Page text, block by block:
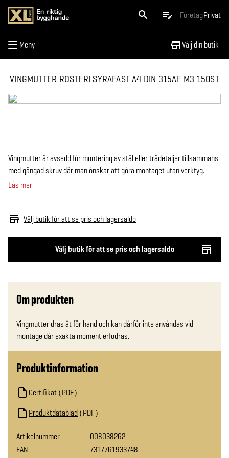
FöretagPrivat
Meny Välj din butik
Meny
VINGMUTTER ROSTFRI SYRAFAST A4 DIN 315AF M3 150ST
Välj butik för att se pris och lagersaldo
Välj butik för att se pris och lagersaldo
Vingmutter är avsedd för montering av stål eller trädetaljer tillsammans
med gängad skruv där man önskar att göra montaget utan verktyg.
Läs mer
Om produkten
Vingmutter dras åt för hand och kan därför inte användas vid
montage där exakta moment erfodras.
Produktinformation
Certifikat PDF
Produktdatablad PDF
Artikelnummer
008038262
EAN
7317761933748